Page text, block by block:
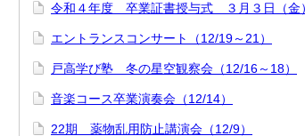
令和４年度 卒業証書授与式 ３月３日（金）
エントランスコンサート（12/19～21）
戸高学び塾 冬の星空観察会（12/16～18）
音楽コース卒業演奏会（12/14）
22期 薬物乱用防止講演会（12/9）